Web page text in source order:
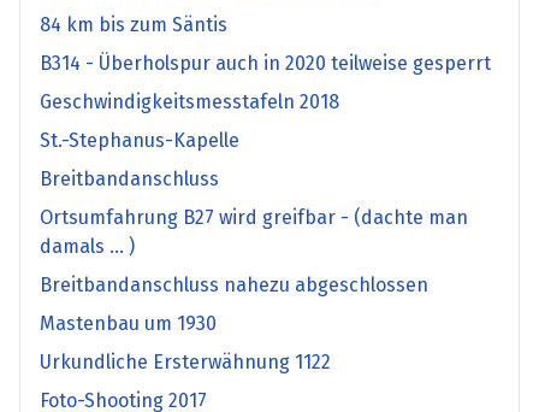
84 km bis zum Säntis
B314 - Überholspur auch in 2020 teilweise gesperrt
Geschwindigkeitsmesstafeln 2018
St.-Stephanus-Kapelle
Breitbandanschluss
Ortsumfahrung B27 wird greifbar - (dachte man
damals ... )
Breitbandanschluss nahezu abgeschlossen
Mastenbau um 1930
Urkundliche Ersterwähnung 1122
Foto-Shooting 2017